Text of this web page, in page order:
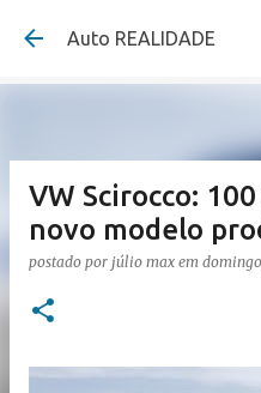
Pular para o
Auto REALIDADE
VW Scirocco:
novo modelo
postado por júlio max em